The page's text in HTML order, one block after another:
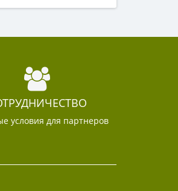
условия для партнеров